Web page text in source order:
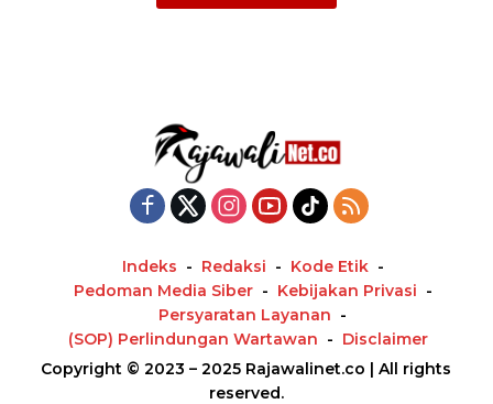
Indeks Redaksi
Kode Etik
Pedoman Media Siber
Kebijakan Privasi
Persyaratan Layanan
(SOP) Perlindungan Wartawan
Disclaimer
Copyright © 2023 – 2025 Rajawalinet.co | All rights
reserved.